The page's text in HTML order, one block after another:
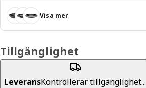
Visa mer
Tillgänglighet
LeveransKontrollerar tillgänglighet...